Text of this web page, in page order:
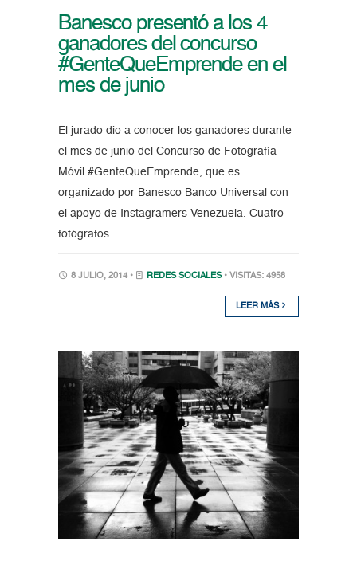
Banesco presentó a los 4
ganadores del concurso
#GenteQueEmprende en el
mes de junio
El jurado dio a conocer los ganadores durante
el mes de junio del Concurso de Fotografía
Móvil #GenteQueEmprende, que es
organizado por Banesco Banco Universal con
el apoyo de Instagramers Venezuela. Cuatro
fotógrafos
8 JULIO, 2014 • REDES SOCIALES • VISITAS: 4958
LEER MÁS